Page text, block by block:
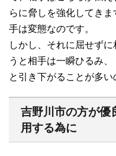
らに脅しを強化してき
手は変態なのです。
しかし、それに屈せず
うと相手は一瞬ひるみ、
と引き下がることが多い
吉野川市の方が優
用する為に